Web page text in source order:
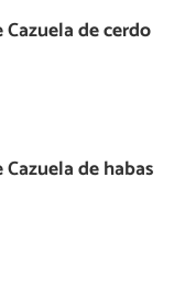
Cazuela de cerdo
Cazuela de habas